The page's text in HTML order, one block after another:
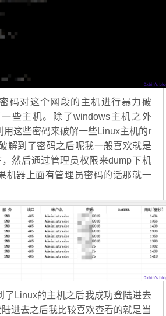
码对这个网段的主机进行暴力破
些主机。除了windows主机之外
用这些密码来破解一些Linux主机的r
解到了密码之后呢我一般喜欢就是
，然后通过管理员权限来dump下机
机器上面有管理员密码的话那就一
了Linux的主机之后我成功登陆进去
进去之后我比较喜欢查看的就是当